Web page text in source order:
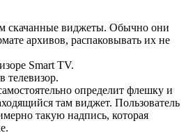
скачанные виджеты. Обычно они
архивов, распаковывать их не
Smart TV.
телевизор.
определит флешку и
там виджет. Пользователь
такую надпись, которая